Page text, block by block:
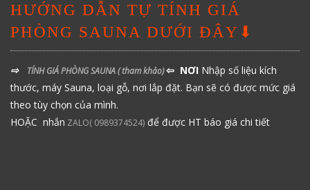
HƯỚNG DẪN TỰ TÍNH GIÁ
PHÒNG SAUNA DƯỚI ĐÂY⬇
⇨ TÍNH GIÁ PHÒNG SAUNA( tham khảo)⇦ NƠI Nhập số liệu kích
thước, máy Sauna, loại gỗ, nơi lắp đặt. Bạn sẽ có được mức giá
theo tùy chọn của mình.
HOẶC nhắn ZALO( 0989374524) để được HT báo giá chi tiết